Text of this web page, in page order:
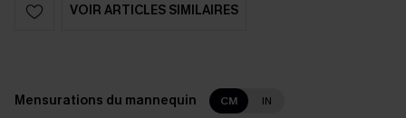
VOIR ARTICLES SIMILAIRES
Mensurations du mannequin CM IN